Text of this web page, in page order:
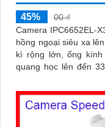
45%
00 ₫
Camera IPC6652EL-
hồng ngoại siêu xa
kì rộng lớn, ống
quang học lên đến